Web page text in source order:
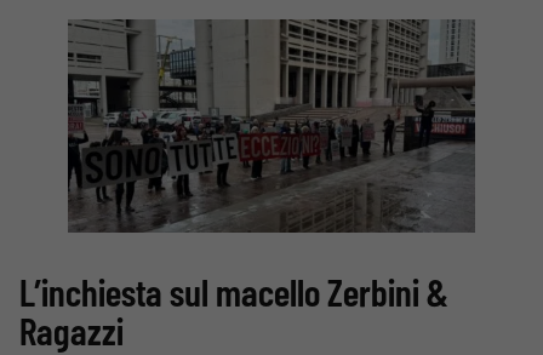
L’inchiesta sul macello Zerbini &
Ragazzi